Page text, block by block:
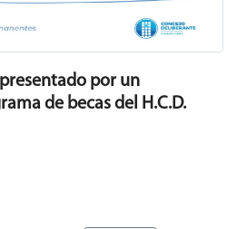
por un
de becas del H.C.D.